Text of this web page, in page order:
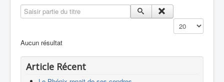
Aviation Commerciale
Europespace
Saisir partie du titre
Affichage #
Aucun résultat
Article Récent